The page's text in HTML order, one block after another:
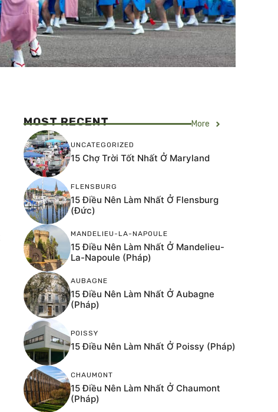
MOST RECENT More
UNCATEGORIZED
15 Chợ Trời Tốt Nhất Ở Maryland
FLENSBURG
15 Điều Nên Làm Nhất Ở Flensburg
(Đức)
MANDELIEU-LA-NAPOULE
15 Điều Nên Làm Nhất Ở Mandelieu-
La-Napoule (Pháp)
AUBAGNE
15 Điều Nên Làm Nhất Ở Aubagne
(Pháp)
POISSY
15 Điều Nên Làm Nhất Ở Poissy (Pháp)
CHAUMONT
15 Điều Nên Làm Nhất Ở Chaumont
(Pháp)